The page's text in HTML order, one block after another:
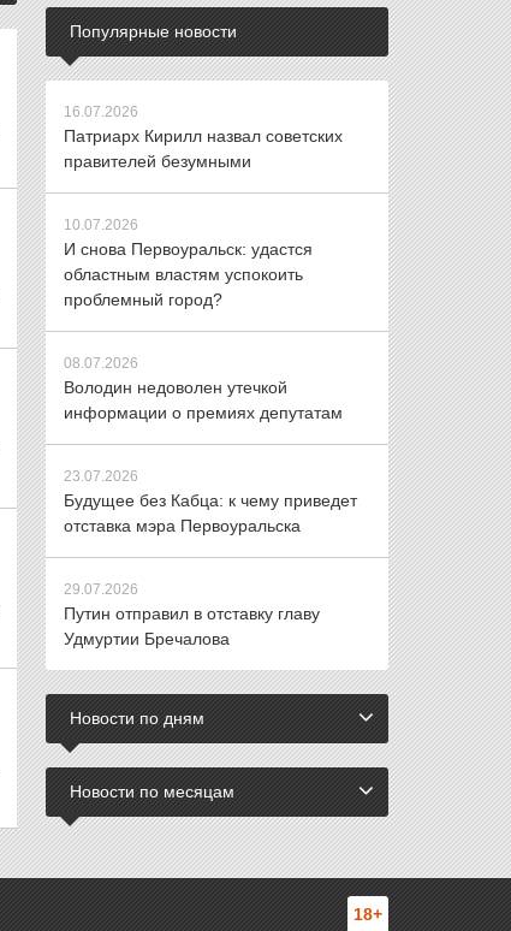
Популярные новости
16.07.2026
Патриарх Кирилл назвал советских
правителей безумными
10.07.2026
И снова Первоуральск: удастся
областным властям успокоить
проблемный город?
08.07.2026
Володин недоволен утечкой
информации о премиях депутатам
23.07.2026
Будущее без Кабца: к чему приведет
отставка мэра Первоуральска
29.07.2026
Путин отправил в отставку главу
Удмуртии Бречалова
Новости по дням
Новости по месяцам
18+